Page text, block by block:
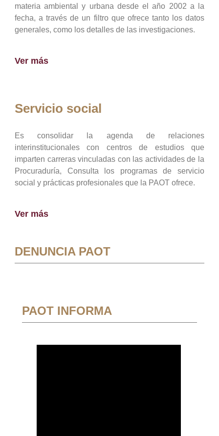
materia ambiental y urbana desde el año 2002 a la
fecha, a través de un filtro que ofrece tanto los datos
generales, como los detalles de las investigaciones.
Ver más
Servicio social
Es consolidar la agenda de relaciones
interinstitucionales con centros de estudios que
imparten carreras vinculadas con las actividades de la
Procuraduría, Consulta los programas de servicio
social y prácticas profesionales que la PAOT ofrece.
Ver más
DENUNCIA PAOT
PAOT INFORMA